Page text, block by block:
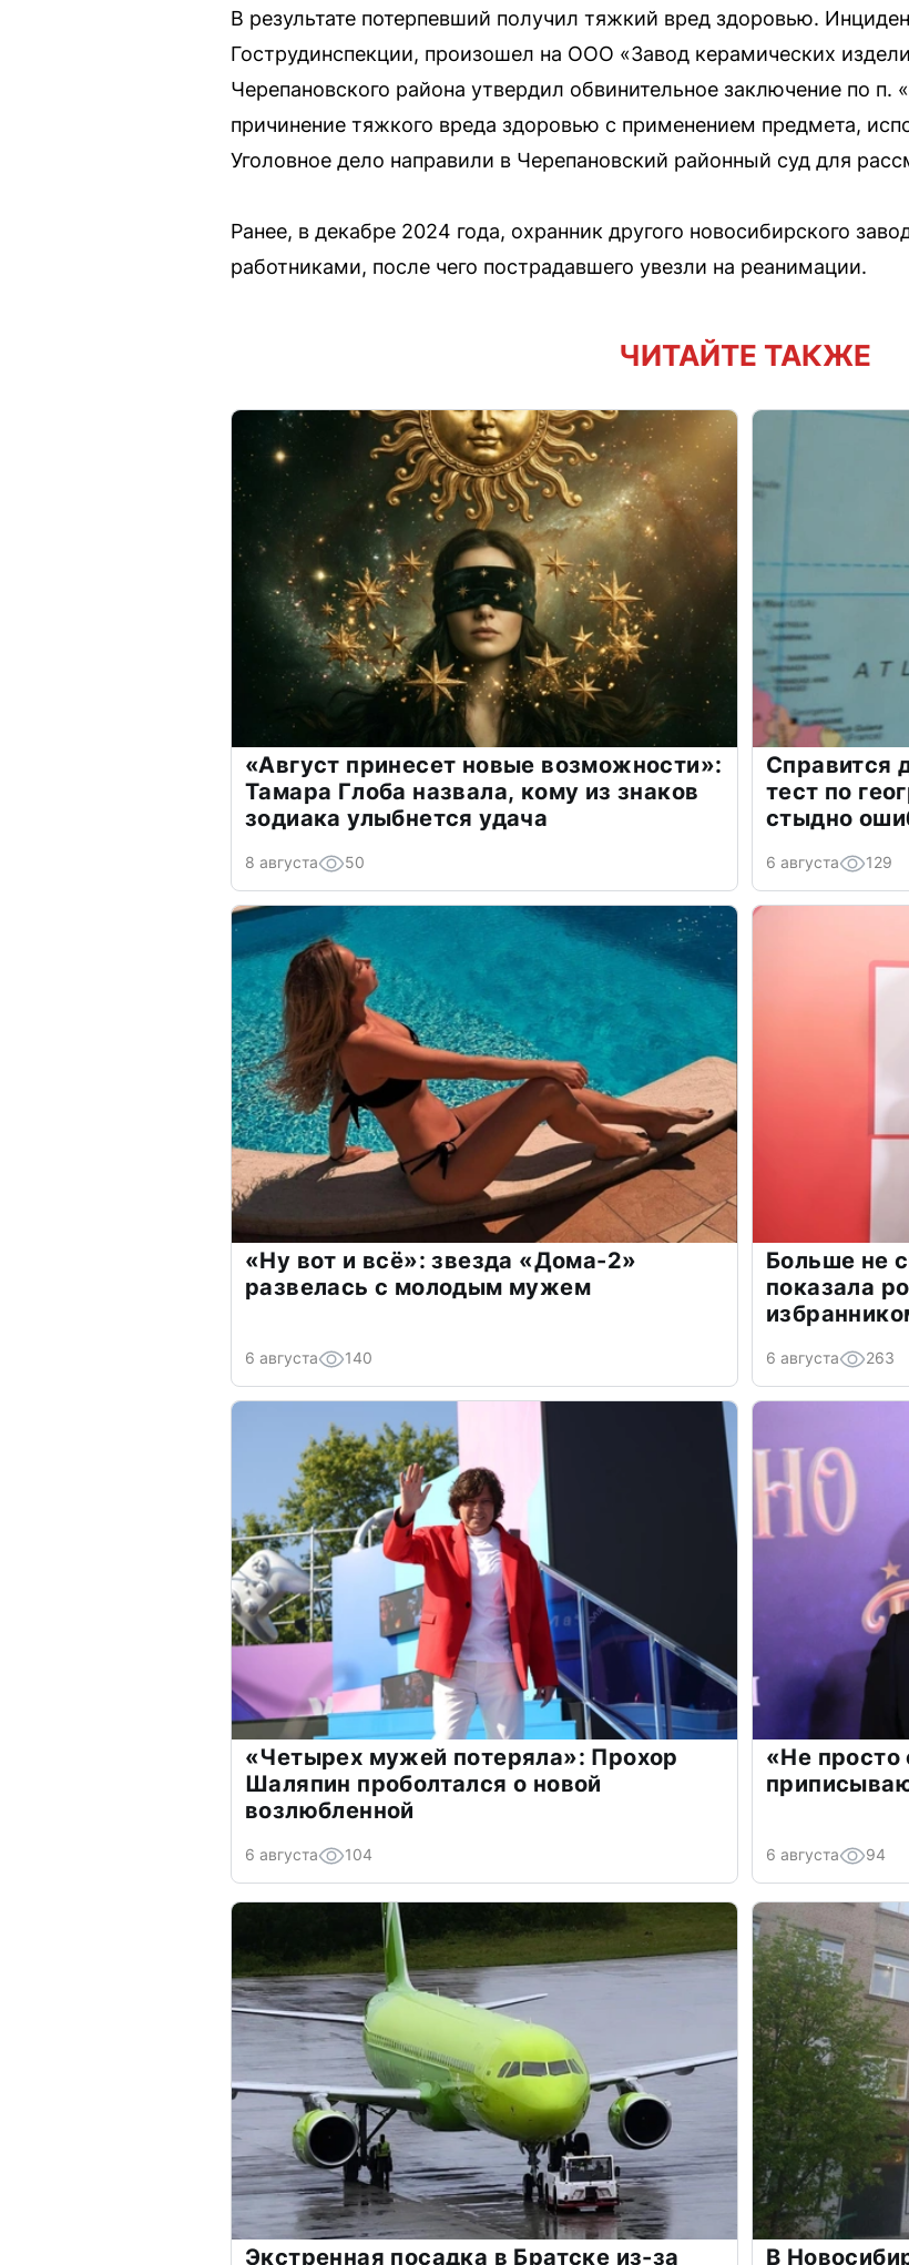
В результате потерпевший получил тяжкий вред здоровью.
Гострудинспекции, произошел на ООО «Завод керамических
Черепановского района утвердил обвинительное заключение по п.
причинение тяжкого вреда здоровью с применением предмета,
Уголовное дело направили в Черепановский районный суд для
Ранее, в декабре 2024 года, охранник другого новосибирского
работниками, после чего пострадавшего увезли на реанимации.
ЧИТАЙТЕ ТАКЖЕ
«Август принесет новые возможности»:
Тамара Глоба назвала, кому из знаков
зодиака улыбнется удача
8 августа 50
Справится
тест по
стыдно
6 августа 129
«Ну вот и всё»: звезда «Дома-2»
развелась с молодым мужем
6 августа 140
Больше не
показала
6 августа 263
«Четырех мужей потеряла»: Прохор
Шаляпин проболтался о новой
возлюбленной
6 августа 104
«Не просто
6 августа 94
Экстренная посадка в Братске из-за В